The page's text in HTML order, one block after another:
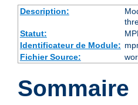
Description:
Statut:
Identificateur de Module:
Fichier Source:
Sommaire